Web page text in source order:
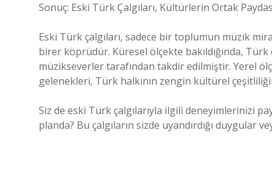
Sonuç: Eski Türk Çalgıları, Kültürlerin Ortak
Eski Türk çalgıları, sadece bir toplumun müzik
birer köprüdür. Küresel ölçekte bakıldığında,
müzikseverler tarafından takdir edilmiştir. Yerel
gelenekleri, Türk halkının zengin kültürel
Siz de eski Türk çalgılarıyla ilgili deneyimlerinizi
planda? Bu çalgıların sizde uyandırdığı duygular